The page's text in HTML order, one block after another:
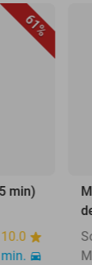
61%
min)
10.0